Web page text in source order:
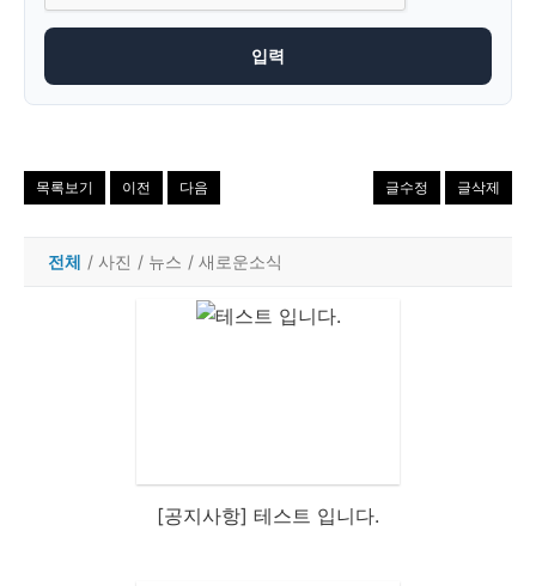
목록보기 이전 다음 글수정 글삭제
전체 / 사진 / 뉴스 / 새로운소식
[공지사항] 테스트 입니다.